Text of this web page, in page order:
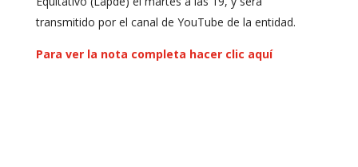
transmitido por el canal de YouTube de la entidad.
Para ver la nota completa hacer clic aquí